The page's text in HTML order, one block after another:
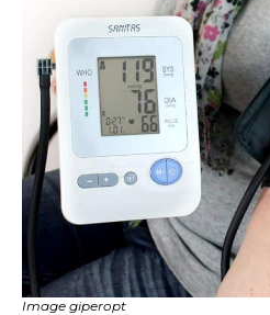
Image giperopt